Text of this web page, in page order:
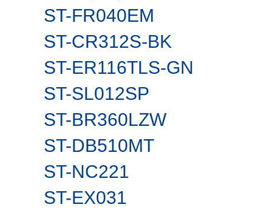
ST-FR040EM
ST-CR312S-BK
ST-ER116TLS-GN
ST-SL012SP
ST-BR360LZW
ST-DB510MT
ST-NC221
ST-EX031